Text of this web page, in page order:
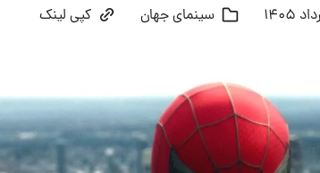
سینمای جهان کپی لینک